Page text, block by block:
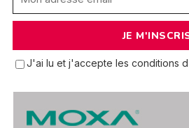
J'ai lu et j'accepte les conditions